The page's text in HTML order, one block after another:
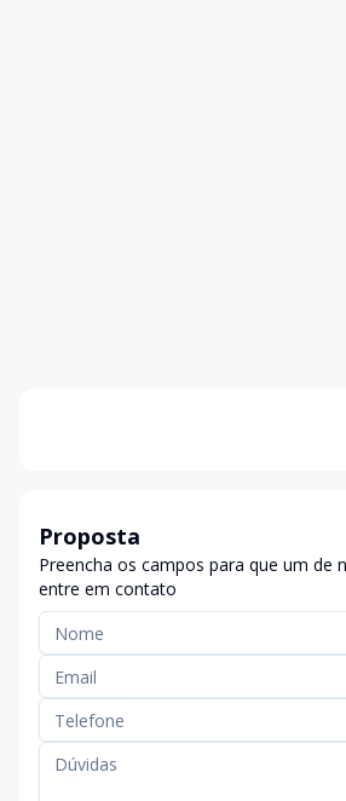
Proposta
Preencha os campos para que um de
entre em contato